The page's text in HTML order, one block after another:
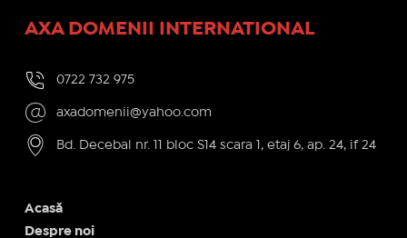
AXA DOMENII INTERNATIONAL
0722 732 975
axadomenii@yahoo.com
Bd. Decebal nr. 11 bloc S14 scara 1, etaj 6, ap. 24, if 24
Acasă
Despre noi